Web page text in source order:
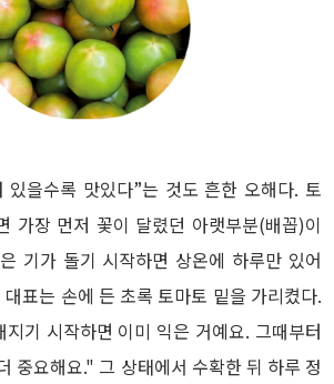
있을수록 맛있다”는 것도 흔한 오해다. 토
가장 먼저 꽃이 달렸던 아랫부분(배꼽)이
기가 돌기 시작하면 상온에 하루만 있어
표는 손에 든 초록 토마토 밑을 가리켰다.
기 시작하면 이미 익은 거예요. 그때부터
중요해요." 그 상태에서 수확한 뒤 하루 정